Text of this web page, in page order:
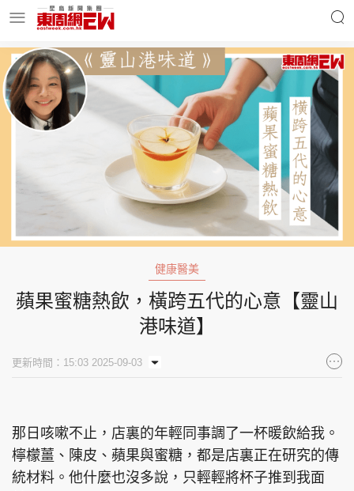
明星名人 時事財經
東周Ladies 優享生活
玄學靈異 東周專欄
東周刊 cazbuyer 東Touch
健康醫美
蘋果蜜糖熱飲，橫跨五代的心意【靈山
港味道】
更新時間：15:03 2025-09-03
那日咳嗽不止，店裏的年輕同事調了一杯暖飲給我。
檸檬薑、陳皮、蘋果與蜜糖，都是店裏正在研究的傳
統材料。他什麼也沒多說，只輕輕將杯子推到我面